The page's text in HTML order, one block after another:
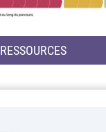
RESSOURCES